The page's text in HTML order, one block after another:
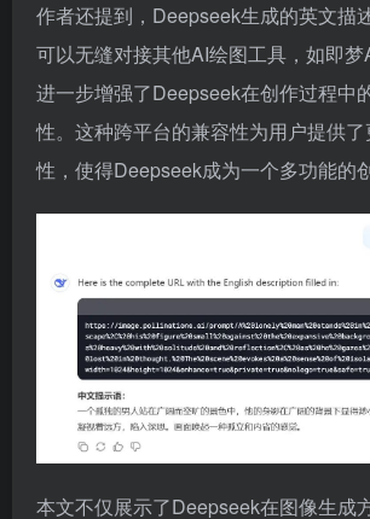
作者还提到，Deepseek生成的英文描
可以无缝对接其他AI绘图工具，如即
进一步增强了Deepseek在创作过程中
性。这种跨平台的兼容性为用户提供
性，使得Deepseek成为一个多功能的
本文不仅展示了Deepseek在图像生成